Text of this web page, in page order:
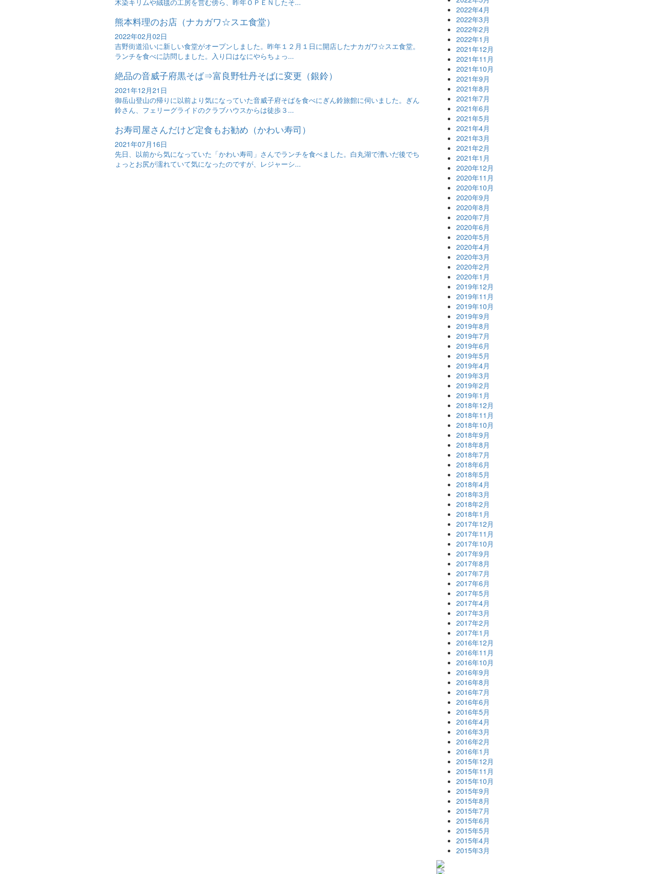
木染キリムや絨毯の工房を営む傍ら、昨年ＯＰＥＮしたそ...
熊本料理のお店（ナカガワ☆スエ食堂）
2022年02月02日
吉野街道沿いに新しい食堂がオープンしました。昨年１２月１日に開店したナカガワ☆スエ食堂。
ランチを食べに訪問しました。入り口はなにやらちょっ...
絶品の音威子府黒そば⇒富良野牡丹そばに変更（銀鈴）
2021年12月21日
御岳山登山の帰りに以前より気になっていた音威子府そばを食べにぎん鈴旅館に伺いました。ぎん
鈴さん、フェリーグライドのクラブハウスからは徒歩３...
お寿司屋さんだけど定食もお勧め（かわい寿司）
2021年07月16日
先日、以前から気になっていた「かわい寿司」さんでランチを食べました。白丸湖で漕いだ後でち
ょっとお尻が濡れていて気になったのですが、レジャーシ...
2022年4月
2022年3月
2022年2月
2022年1月
2021年12月
2021年11月
2021年10月
2021年9月
2021年8月
2021年7月
2021年6月
2021年5月
2021年4月
2021年3月
2021年2月
2021年1月
2020年12月
2020年11月
2020年10月
2020年9月
2020年8月
2020年7月
2020年6月
2020年5月
2020年4月
2020年3月
2020年2月
2020年1月
2019年12月
2019年11月
2019年10月
2019年9月
2019年8月
2019年7月
2019年6月
2019年5月
2019年4月
2019年3月
2019年2月
2019年1月
2018年12月
2018年11月
2018年10月
2018年9月
2018年8月
2018年7月
2018年6月
2018年5月
2018年4月
2018年3月
2018年2月
2018年1月
2017年12月
2017年11月
2017年10月
2017年9月
2017年8月
2017年7月
2017年6月
2017年5月
2017年4月
2017年3月
2017年2月
2017年1月
2016年12月
2016年11月
2016年10月
2016年9月
2016年8月
2016年7月
2016年6月
2016年5月
2016年4月
2016年3月
2016年2月
2016年1月
2015年12月
2015年11月
2015年10月
2015年9月
2015年8月
2015年7月
2015年6月
2015年5月
2015年4月
2015年3月